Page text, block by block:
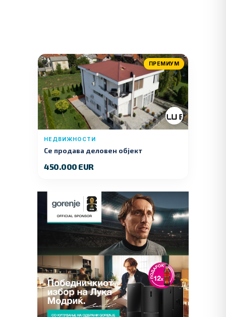
ПРЕМИУМ
НЕДВИЖНОСТИ
Се продава деловен објект
450.000 EUR